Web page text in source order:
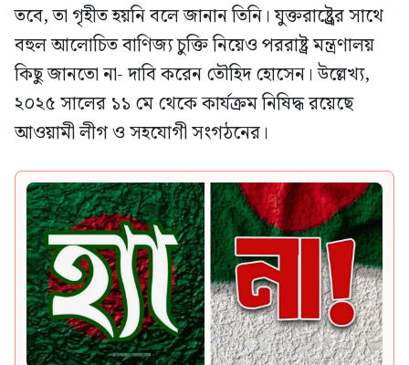
তবে, তা গৃহীত হয়নি বলে জানান তিনি। যুক্তরাষ্ট্র্রের সাথে
বহুল আলোচিত বাণিজ্য চুক্তি নিয়েও পররাষ্ট্র মন্ত্রণালয়
কিছু জানতো না- দাবি করেন তৌহিদ হোসেন। উল্লেখ্য,
২০২৫ সালের ১১ মে থেকে কার্যক্রম নিষিদ্ধ রয়েছে
আওয়ামী লীগ ও সহযোগী সংগঠনের।